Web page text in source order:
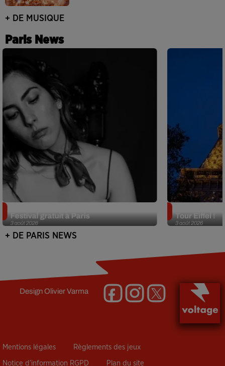
+ DE MUSIQUE
Paris News
3 août 2026
Festival gratuit à Paris
3 août 2026
Tour Eiffel !
+ DE PARIS NEWS
DesignOlivier Varma
Mentions légales Règlements des jeux
Notice d’information RGPD Plan du site